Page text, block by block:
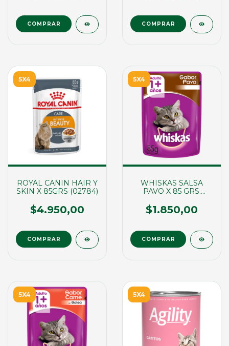
5X4
ROYAL CANIN HAIR Y
SKIN X 85GRS (02784)
$4.950,00
5X4
WHISKAS SALSA
PAVO X 85 GRS.
$1.850,00
5X4 5X4